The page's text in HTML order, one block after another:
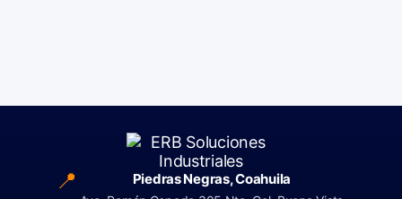
📍 Piedras Negras, Coahuila